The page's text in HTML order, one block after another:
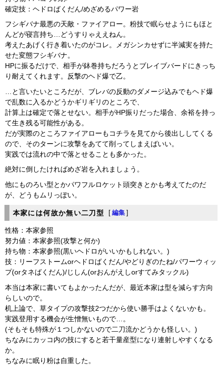
確定技：ヘドロばくだん/めざめるパワー岩
フシギバナ最悪の天敵・ファイアロー。粉技で眠らせようにもほと
んどが寝言持ち…どうすりゃええねん。
考えたあげく行き着いたのがコレ。メガシンカせずに半減実を持た
せた変態フシギバナ。
HPに振るだけで、相手が鉢巻持ちだろうとブレイブバードにきっち
り耐えてくれます。反撃のヘド爆で乙。
…と言いたいところだが、ブレバの反動のダメージ込みでもヘド爆
で乱数に入るかどうかギリギリのところで、
計算上は確定で落とせない。相手がHP振りだった場合、余裕を持っ
て生き残る可能性がある。
だが実際のところファイアローもコチラを見てから後出ししてくる
ので、そのターンに攻撃をあてて削ってしまえばいい。
実践では流れの中で落とせることも多かった。
絶対に倒したければめざ岩を入れましょう。
他にものろい型とかパワフルロケット頭突きとかも考えてたのだ
が、どうもムリっぽい。
本家には何故か無い二刀型 [ 編集 ]
性格：本家参照
努力値：本家参照(攻撃と何か)
持ち物：本家参照(黒いヘドロがいいかもしれない。)
技：リーフストームorヘドロばくだん/やどりぎのたね/パワーウィッ
プ(orタネばくだん)/じしん(orおんがえしorすてみタックル)
本当は本家に書いてもよかったんだが、最近本家は型を減らす方向
らしいので。
机上論で、草タイプの攻撃技2つだから使い勝手はよくないかも。
実践登用する機会が生憎無いもので…。
(そもそも特殊が１つしかないので二刀流かどうかも怪しい。)
ちなみにカッコ内の技にすると若干量産型になり連射しやすくなる
か。
ちなみに眠り粉は自重した。